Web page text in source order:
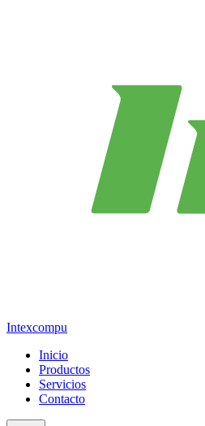
Intexcompu
Inicio
Productos
Servicios
Contacto